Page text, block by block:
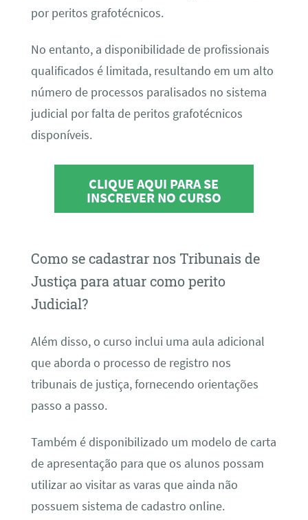
por peritos grafotécnicos.
No entanto, a disponibilidade de profissionais
qualificados é limitada, resultando em um alto
número de processos paralisados no sistema
judicial por falta de peritos grafotécnicos
disponíveis.
CLIQUE AQUI PARA SE
INSCREVER NO CURSO
Como se cadastrar nos Tribunais de
Justiça para atuar como perito
Judicial?
Além disso, o curso inclui uma aula adicional
que aborda o processo de registro nos
tribunais de justiça, fornecendo orientações
passo a passo.
Também é disponibilizado um modelo de carta
de apresentação para que os alunos possam
utilizar ao visitar as varas que ainda não
possuem sistema de cadastro online.